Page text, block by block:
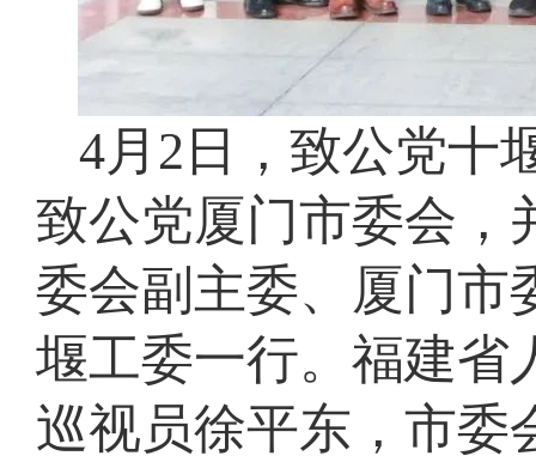
4月2日，致公党十
致公党厦门市委会，
委会副主委、厦门市
堰工委一行。福建省
巡视员徐平东，市委